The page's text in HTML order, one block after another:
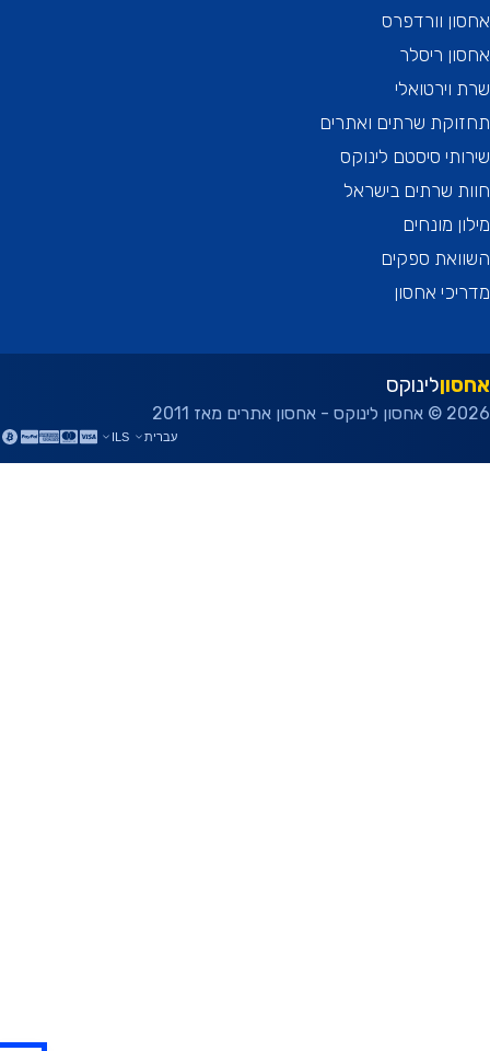
וורדפרס
ריסלר
שרתים ואתרים
סיסטם לינוקס
שרתים בישראל
מונחים
ספקים
אחסון
לינוקס
מאז 2011
עברית ILS